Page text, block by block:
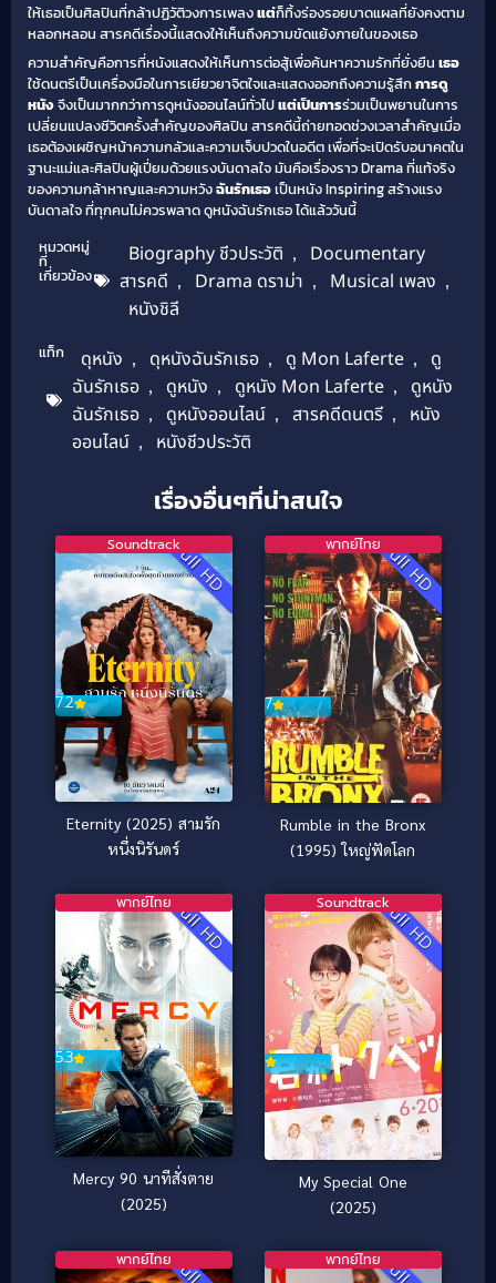
ให้เธอเป็นศิลปินที่กล้าปฏิวัติวงการเพลงแต่ก็ทิ้งร่องรอยบาดแผลที่ยังคงตาม
หลอกหลอน สารคดีเรื่องนี้แสดงให้เห็นถึงความขัดแย้งภายในของเธอ
ความสำคัญคือการที่หนังแสดงให้เห็นการต่อสู้เพื่อค้นหาความรักที่ยั่งยืน เธอ
ใช้ดนตรีเป็นเครื่องมือในการเยียวยาจิตใจและแสดงออกถึงความรู้สึกการดู
หนังจึงเป็นมากกว่าการดูหนังออนไลน์ทั่วไปแต่เป็นการร่วมเป็นพยานในการ
เปลี่ยนแปลงชีวิตครั้งสำคัญของศิลปิน สารคดีนี้ถ่ายทอดช่วงเวลาสำคัญเมื่อ
เธอต้องเผชิญหน้าความกลัวและความเจ็บปวดในอดีต เพื่อที่จะเปิดรับอนาคตใน
ฐานะแม่และศิลปินผู้เปี่ยมด้วยแรงบันดาลใจ มันคือเรื่องราว Drama ที่แท้จริง
ของความกล้าหาญและความหวังฉันรักเธอเป็นหนัง Inspiring สร้างแรง
บันดาลใจ ที่ทุกคนไม่ควรพลาด ดูหนังฉันรักเธอ ได้แล้ววันนี้
หมวดหมู่
ที่
เกี่ยวข้อง
Biography ชีวประวัติ ,
Documentary
สารคดี , Drama ดราม่า , Musical เพลง ,
หนังชิลี
แท็ก ดุหนัง , ดุหนังฉันรักเธอ , ดู Mon Laferte ,
ดู
ฉันรักเธอ , ดูหนัง , ดูหนัง Mon Laferte ,
ดูหนัง
ฉันรักเธอ , ดูหนังออนไลน์ , สารคดีดนตรี ,
หนัง
ออนไลน์ , หนังชีวประวัติ
เรื่องอื่นๆที่น่าสนใจ
Full HD
7.2
Soundtrack
Eternity (2025) สามรัก
หนึ่งนิรันดร์
Full HD
7
พากย์ไทย
Rumble in the Bronx
(1995) ใหญ่ฟัดโลก
Full HD
5.3
พากย์ไทย
Mercy 90 นาทีสั่งตาย
(2025)
Full HD
Soundtrack
My Special One
(2025)
พากย์ไทย พากย์ไทย